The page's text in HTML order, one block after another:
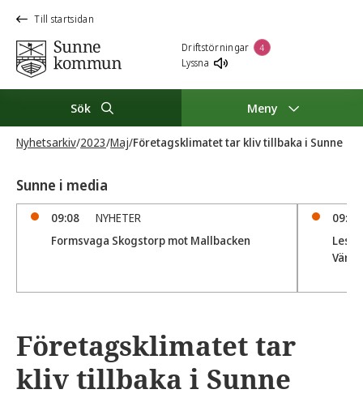
Till startsidan
Driftstörningar 4
Lyssna
Sök Meny
Nyhetsarkiv/2023/Maj/Företagsklimatet tar kliv tillbaka i Sunne
Sunne i media
09:08
NYHETER
Formsvaga Skogstorp mot Mallbacken
09:04
Företagsklimatet tar
kliv tillbaka i Sunne